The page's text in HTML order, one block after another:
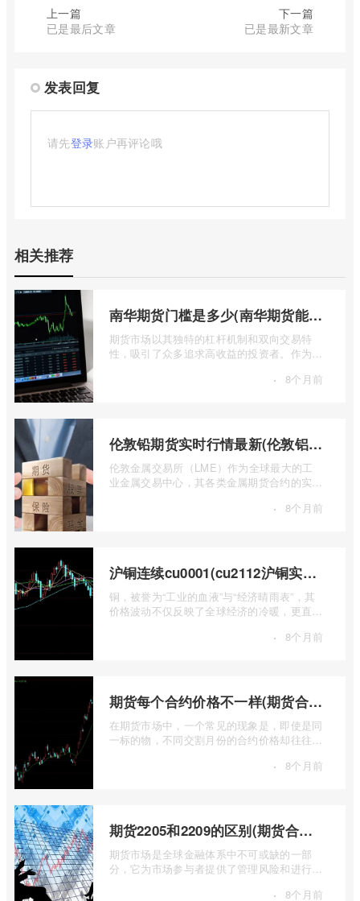
上一篇
已是最后文章
下一篇
已是最新文章
发表回复
请先登录账户再评论哦
相关推荐
南华期货门槛是多少(南华期货能做国际期货吗)
期货市场以其独特的杠杆机制和双向交易特
性，吸引了众多追求高收益的投资者。作为中
· 8个月前
伦敦铅期货实时行情最新(伦敦铝锡期货实时行情)
伦敦金属交易所（LME）作为全球最大的工
业金属交易中心，其各类金属期货合约的实时
· 8个月前
沪铜连续cu0001(cu2112沪铜实时行情)
铜，被誉为“工业的血液”与“经济晴雨表”，其
价格波动不仅反映了全球经济的冷暖，更直接
· 8个月前
期货每个合约价格不一样(期货合约之间的价格差)
在期货市场中，一个常见的现象是，即使是同
一标的物，不同交割月份的合约价格却往往不
· 8个月前
期货2205和2209的区别(期货合约2205什么意思)
期货市场是全球金融体系中不可或缺的一部
分，它为市场参与者提供了管理风险和进行价
· 8个月前